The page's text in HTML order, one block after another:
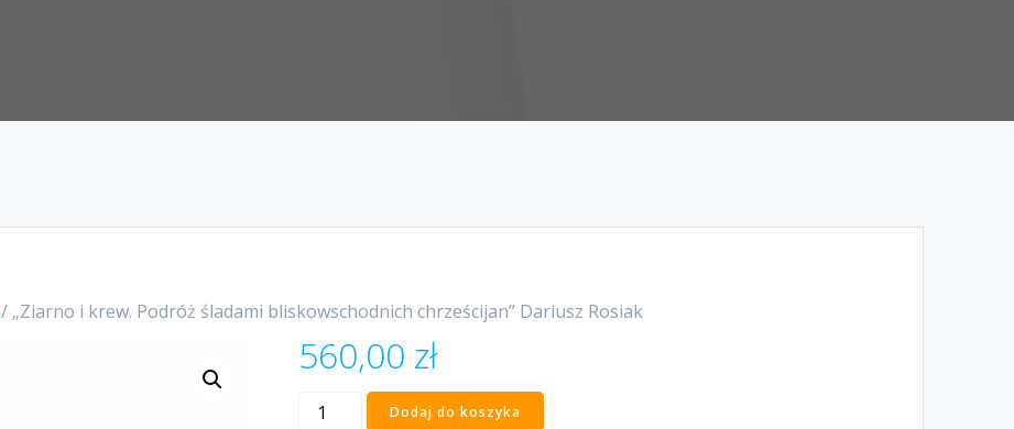
/ „Ziarno i krew. Podróż śladami bliskowschodnich chrześcijan” Dariusz Rosiak
560,00 zł
ilość
Dodaj do koszyka